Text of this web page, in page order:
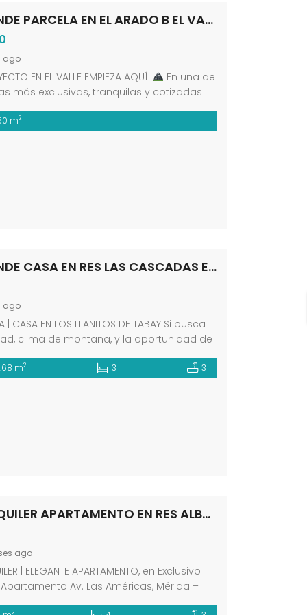
SE VENDE PARCELA EN EL ARADO B EL VALLE MÉRIDA VE
ago
EN EL VALLE EMPIEZA AQUÍ!
En una de
más exclusivas, tranquilas y cotizadas
te presentamos esta excelente
de inversión en el sector El Arado B. El
m2
SE VENDE CASA EN RES LAS CASCADAS EN LOS LLANITOS DE TABAY MÉRIDA
ago
| CASA EN LOS LLANITOS DE TABAY Si busca
clima de montaña, y la oportunidad de
su hogar a la medida, esta propiedad es
opción, en gris lo que es una ventaja
m2 3 3
EN ALQUILER APARTAMENTO EN RES ALBRICIAS AV LAS AMERICAS MÉRIDA VE
ago
| ELEGANTE APARTAMENTO, en Exclusivo
Av. Las Américas, Mérida –
Res. Albricias SIN AMOBLAR Este amplio y
2